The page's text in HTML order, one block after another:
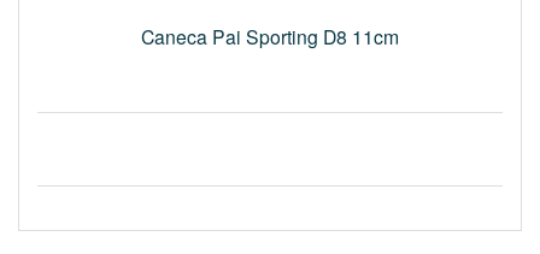
Caneca Pai Sporting D8 11cm